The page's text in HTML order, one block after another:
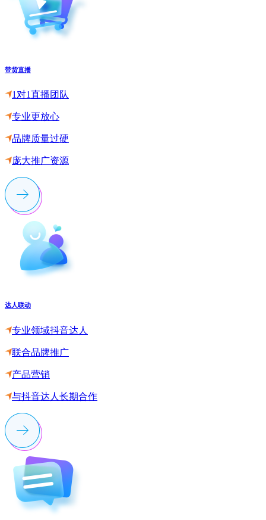
带货直播
1对1直播团队
专业更放心
品牌质量过硬
庞大推广资源
达人联动
专业领域抖音达人
联合品牌推广
产品营销
与抖音达人长期合作